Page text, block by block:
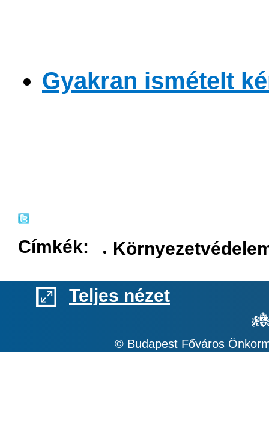
Gyakran ismételt
Címkék:
Teljes nézet
© Budapest Főváros